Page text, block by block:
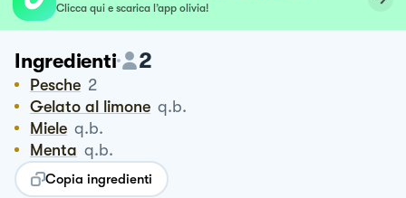
Clicca qui e scarica l’app olivia!
Ingredienti 2
Pesche 2
Gelato al limone q.b.
Miele q.b.
Menta q.b.
Copia ingredienti